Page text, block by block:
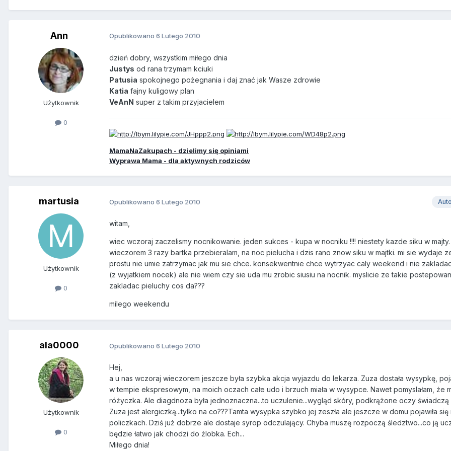
Ann
Użytkownik
0
Opublikowano 6 Lutego 2010
dzień dobry, wszystkim miłego dnia
Justys od rana trzymam kciuki
Patusia spokojnego pożegnania i daj znać jak Wasze zdrowie
Katia fajny kuligowy plan
VeAnN super z takim przyjacielem
MamaNaZakupach - dzielimy się opiniami
Wyprawa Mama - dla aktywnych rodziców
martusia
Użytkownik
0
Opublikowano 6 Lutego 2010
witam,
wiec wczoraj zaczelismy nocnikowanie. jeden sukces - kupa w nocniku !!!! niestety kazde siku w
wieczorem 3 razy bartka przebieralam, na noc pielucha i dzis rano znow siku w majtki. mi sie wydaje
prostu nie umie zatrzymac jak mu sie chce. konsekwentnie chce wytrzyac caly weekend i nie
(z wyjatkiem nocek) ale nie wiem czy sie uda mu zrobic siusiu na nocnik. myslicie ze takie
zakladac pieluchy cos da???
milego weekendu
ala0000
Użytkownik
0
Opublikowano 6 Lutego 2010
Hej,
a u nas wczoraj wieczorem jeszcze była szybka akcja wyjazdu do lekarza. Zuza dostała wysypkę,
w tempie ekspresowym, na moich oczach całe udo i brzuch miała w wysypce. Nawet pomyslałam, że
różyczka. Ale diagdnoza była jednoznaczna...to uczulenie...wygląd skóry, podkrążone oczy
Zuza jest alergiczką...tylko na co???Tamta wysypka szybko jej zeszła ale jeszcze w domu pojawiła się
policzkach. Dziś już dobrze ale dostaje syrop odczulający. Chyba muszę rozpoczą śledztwo...co ją
będzie łatwo jak chodzi do żlobka. Ech...
Miłego dnia!